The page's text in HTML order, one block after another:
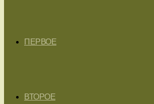
ПЕРВОЕ
ВТОРОЕ